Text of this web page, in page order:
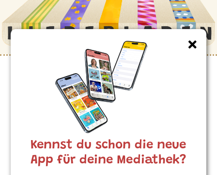
Kinderlieder zum Thema
”Xenegugeli”
Themenübersicht Stichwörter A-Z
Kennst du schon die neue
App für deine Mediathek?